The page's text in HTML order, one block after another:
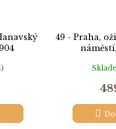
49 - Praha,